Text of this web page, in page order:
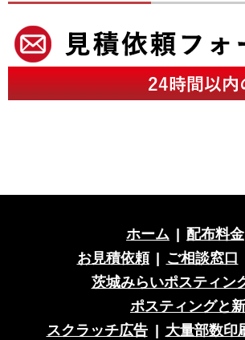
ホーム 配布料金
お見積依頼
ご相談窓口
茨城みらいポスティン
ポスティングと
スクラッチ広告
大量部数印